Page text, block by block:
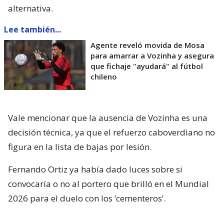
alternativa.
Lee también...
Agente reveló movida de Mosa
para amarrar a Vozinha y asegura
que fichaje "ayudará" al fútbol
chileno
Vale mencionar que la ausencia de Vozinha es una
decisión técnica, ya que el refuerzo caboverdiano no
figura en la lista de bajas por lesión.
Fernando Ortiz ya había dado luces sobre si
convocaría o no al portero que brilló en el Mundial
2026 para el duelo con los ‘cementeros’.